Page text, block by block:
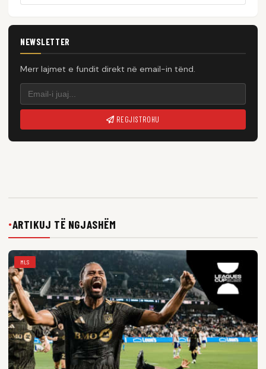
NEWSLETTER
Merr lajmet e fundit direkt në email-in tënd.
REGJISTROHU
●ARTIKUJ TË NGJASHËM
MLS